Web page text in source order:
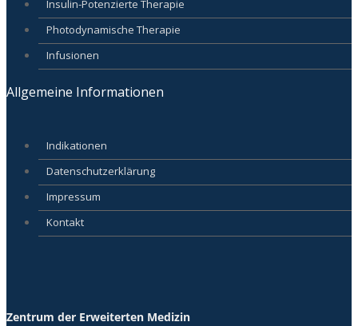
Insulin-Potenzierte Therapie
Photodynamische Therapie
Infusionen
Allgemeine Informationen
Indikationen
Datenschutzerklärung
Impressum
Kontakt
Zentrum der Erweiterten Medizin